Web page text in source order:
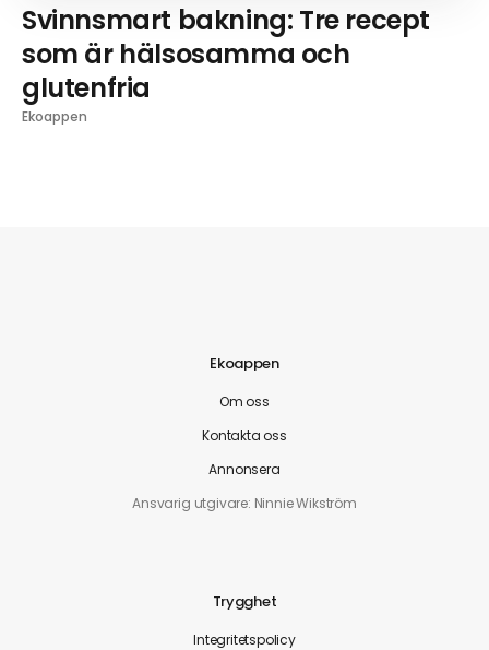
Svinnsmart bakning: Tre recept
som är hälsosamma och
glutenfria
Ekoappen
Ekoappen
Om oss
Kontakta oss
Annonsera
Ansvarig utgivare: Ninnie Wikström
Trygghet
Integritetspolicy